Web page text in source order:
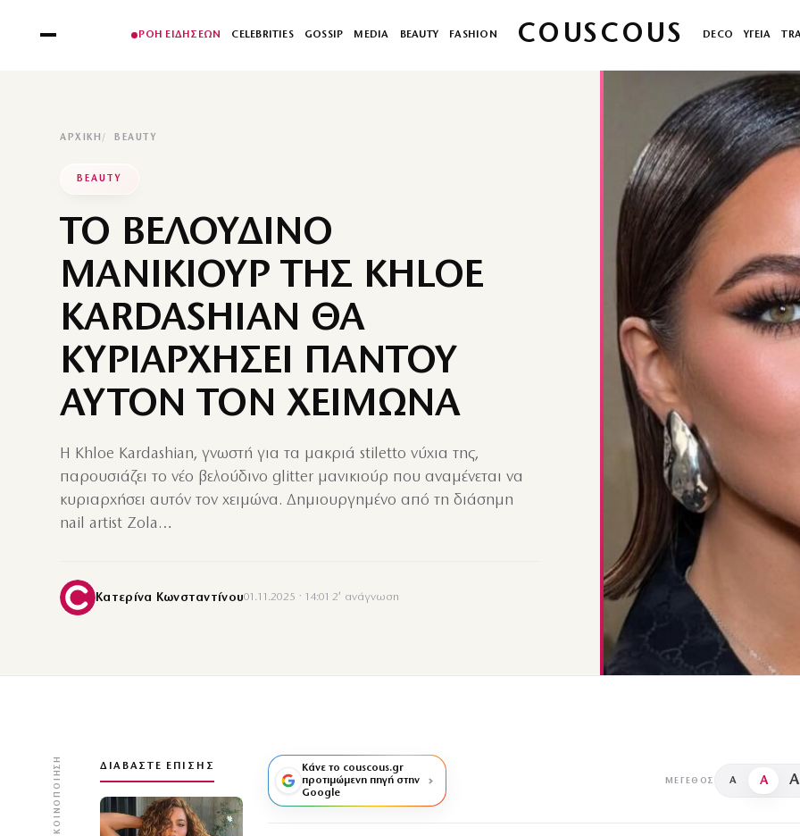
ΡΟΗ ΕΙΔΗΣΕΩΝ CELEBRITIES GOSSIP MEDIA BEAUTY FASHION COUSCOUS DECO ΥΓΕΙΑ
ΑΡΧΙΚΉ BEAUTY
BEAUTY
ΤΟ ΒΕΛΟΥΔΙΝΟ
ΜΑΝΙΚΙΟΥΡ ΤΗΣ KHLOE
KARDASHIAN ΘΑ
ΚΥΡΙΑΡΧΗΣΕΙ ΠΑΝΤΟΥ
ΑΥΤΟΝ ΤΟΝ ΧΕΙΜΩΝΑ
Η Khloe Kardashian, γνωστή για τα μακριά stiletto νύχια της,
παρουσιάζει το νέο βελούδινο glitter μανικιούρ που αναμένεται να
κυριαρχήσει αυτόν τον χειμώνα. Δημιουργημένο από τη διάσημη
nail artist Zola…
Κατερίνα Κωνσταντίνου01.11.2025 · 14:01 ·2′ ανάγνωση
ΚΟΙΝΟΠΟΊΗΣΗ ΔΙΑΒΆΣΤΕ ΕΠΊΣΗΣ
Κάνε το couscous.gr
προτιμώμενη πηγή στην
Google
ΜΈΓΕΘΟΣ A A A